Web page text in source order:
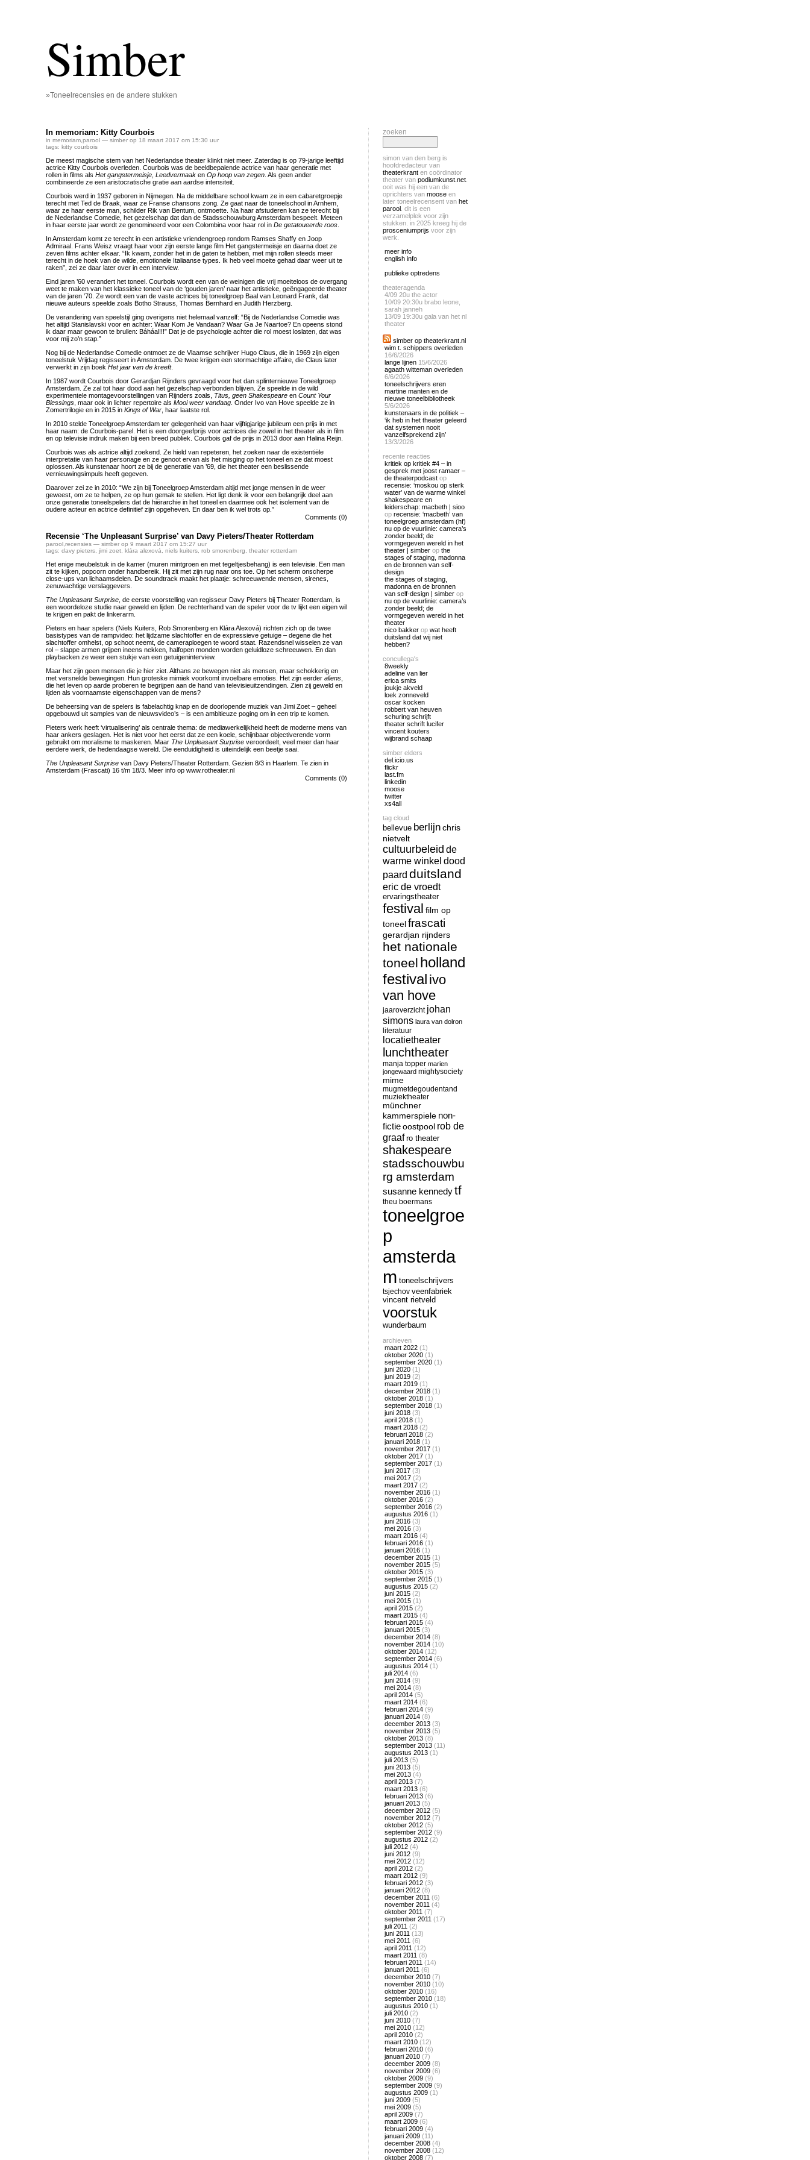
Simber
»Toneelrecensies en de andere stukken
In memoriam: Kitty Courbois
in memoriam parool — simber op 18 maart 2017 om 15:30 uur
tags: kitty courbois
De meest magische stem van het Nederlandse theater klinkt niet meer. Zaterdag is op 79-jarige leeftijd
actrice Kitty Courbois overleden. Courbois was de beeldbepalende actrice van haar generatie met
rollen in films als Het gangstermeisje Leedvermaak en Op hoop van zegen . Als geen ander
combineerde ze een aristocratische gratie aan aardse intensiteit.
Courbois werd in 1937 geboren in Nijmegen. Na de middelbare school kwam ze in een cabaretgroepje
terecht met Ted de Braak, waar ze Franse chansons zong. Ze gaat naar de toneelschool in Arnhem,
waar ze haar eerste man, schilder Rik van Bentum, ontmoette. Na haar afstuderen kan ze terecht bij
de Nederlandse Comedie, het gezelschap dat dan de Stadsschouwburg Amsterdam bespeelt. Meteen
in haar eerste jaar wordt ze genomineerd voor een Colombina voor haar rol in De getatoueerde roos
In Amsterdam komt ze terecht in een artistieke vriendengroep rondom Ramses Shaffy en Joop
Admiraal. Frans Weisz vraagt haar voor zijn eerste lange film Het gangstermeisje en daarna doet ze
zeven films achter elkaar. “Ik kwam, zonder het in de gaten te hebben, met mijn rollen steeds meer
terecht in de hoek van de wilde, emotionele Italiaanse types. Ik heb veel moeite gehad daar weer uit te
raken”, zei ze daar later over in een interview.
Eind jaren ’60 verandert het toneel. Courbois wordt een van de weinigen die vrij moeiteloos de overgang
weet te maken van het klassieke toneel van de ‘gouden jaren’ naar het artistieke, geëngageerde theater
van de jaren ’70. Ze wordt een van de vaste actrices bij toneelgroep Baal van Leonard Frank, dat
nieuwe auteurs speelde zoals Botho Strauss, Thomas Bernhard en Judith Herzberg.
De verandering van speelstijl ging overigens niet helemaal vanzelf: “Bij de Nederlandse Comedie was
het altijd Stanislavski voor en achter: Waar Kom Je Vandaan? Waar Ga Je Naartoe? En opeens stond
ik daar maar gewoon te brullen: Báháal!!!” Dat je de psychologie achter die rol moest loslaten, dat was
voor mij zo’n stap.”
Nog bij de Nederlandse Comedie ontmoet ze de Vlaamse schrijver Hugo Claus, die in 1969 zijn eigen
toneelstuk Vrijdag regisseert in Amsterdam. De twee krijgen een stormachtige affaire, die Claus later
verwerkt in zijn boek Het jaar van de kreeft.
In 1987 wordt Courbois door Gerardjan Rijnders gevraagd voor het dan splinternieuwe Toneelgroep
Amsterdam. Ze zal tot haar dood aan het gezelschap verbonden blijven. Ze speelde in de wild
experimentele montagevoorstellingen van Rijnders zoals, Titus, geen Shakespeare en Count Your
Blessings , maar ook in lichter repertoire als Mooi weer vandaag . Onder Ivo van Hove speelde ze in
Zomertrilogie en in 2015 in Kings of War , haar laatste rol.
In 2010 stelde Toneelgroep Amsterdam ter gelegenheid van haar vijftigjarige jubileum een prijs in met
haar naam: de Courbois-parel. Het is een doorgeefprijs voor actrices die zowel in het theater als in film
en op televisie indruk maken bij een breed publiek. Courbois gaf de prijs in 2013 door aan Halina Reijn.
Courbois was als actrice altijd zoekend. Ze hield van repeteren, het zoeken naar de existentiële
interpretatie van haar personage en ze genoot ervan als het misging op het toneel en ze dat moest
oplossen. Als kunstenaar hoort ze bij de generatie van ’69, die het theater een beslissende
vernieuwingsimpuls heeft gegeven.
Daarover zei ze in 2010: “We zijn bij Toneelgroep Amsterdam altijd met jonge mensen in de weer
geweest, om ze te helpen, ze op hun gemak te stellen. Het ligt denk ik voor een belangrijk deel aan
onze generatie toneelspelers dat de hiërarchie in het toneel en daarmee ook het isolement van de
oudere acteur en actrice definitief zijn opgeheven. En daar ben ik wel trots op.”
Comments (0)
Recensie ‘The Unpleasant Surprise’ van Davy Pieters/Theater Rotterdam
parool recensies — simber op 9 maart 2017 om 15:27 uur
tags: davy pieters jimi zoet klára alexová niels kuiters rob smorenberg theater rotterdam
Het enige meubelstuk in de kamer (muren mintgroen en met tegeltjesbehang) is een televisie. Een man
zit te kijken, popcorn onder handbereik. Hij zit met zijn rug naar ons toe. Op het scherm onscherpe
close-ups van lichaamsdelen. De soundtrack maakt het plaatje: schreeuwende mensen, sirenes,
zenuwachtige verslaggevers.
The Unpleasant Surprise , de eerste voorstelling van regisseur Davy Pieters bij Theater Rotterdam, is
een woordeloze studie naar geweld en lijden. De rechterhand van de speler voor de tv lijkt een eigen wil
te krijgen en pakt de linkerarm.
Pieters en haar spelers (Niels Kuiters, Rob Smorenberg en Klára Alexová) richten zich op de twee
basistypes van de rampvideo: het lijdzame slachtoffer en de expressieve getuige – degene die het
slachtoffer omhelst, op schoot neemt, de cameraploegen te woord staat. Razendsnel wisselen ze van
rol – slappe armen grijpen ineens nekken, halfopen monden worden geluidloze schreeuwen. En dan
playbacken ze weer een stukje van een getuigeninterview.
Maar het zijn geen mensen die je hier ziet. Althans ze bewegen niet als mensen, maar schokkerig en
met versnelde bewegingen. Hun groteske mimiek voorkomt invoelbare emoties. Het zijn eerder aliens
die het leven op aarde proberen te begrijpen aan de hand van televisieuitzendingen. Zien zij geweld en
lijden als voornaamste eigenschappen van de mens?
De beheersing van de spelers is fabelachtig knap en de doorlopende muziek van Jimi Zoet – geheel
opgebouwd uit samples van de nieuwsvideo’s – is een ambitieuze poging om in een trip te komen.
Pieters werk heeft ‘virtualisering’ als centrale thema: de mediawerkelijkheid heeft de moderne mens van
haar ankers geslagen. Het is niet voor het eerst dat ze een koele, schijnbaar objectiverende vorm
gebruikt om moralisme te maskeren. Maar The Unpleasant Surprise veroordeelt, veel meer dan haar
eerdere werk, de hedendaagse wereld. Die eenduidigheid is uiteindelijk een beetje saai.
The Unpleasant Surprise van Davy Pieters/Theater Rotterdam. Gezien 8/3 in Haarlem. Te zien in
Amsterdam (Frascati) 16 t/m 18/3. Meer info op www.rotheater.nl
Comments (0)
zoeken
simon van den berg is
hoofdredacteur van
theaterkrant en coördinator
theater van podiumkunst.net
ooit was hij een van de
oprichters van moose en
later toneelrecensent van het
parool . dit is een
verzamelplek voor zijn
stukken. in 2025 kreeg hij de
prosceniumprijs voor zijn
werk.
meer info
english info
publieke optredens
theateragenda
4/09 20u the actor
10/09 20:30u brabo leone,
sarah janneh
13/09 19:30u gala van het nl
theater
simber op theaterkrant.nl
wim t. schippers overleden
16/6/2026
lange lijnen 15/6/2026
agaath witteman overleden
6/6/2026
toneelschrijvers eren
martine manten en de
nieuwe toneelbibliotheek
5/6/2026
kunstenaars in de politiek –
‘ik heb in het theater geleerd
dat systemen nooit
vanzelfsprekend zijn’
13/3/2026
recente reacties
kritiek op kritiek #4 – in
gesprek met joost ramaer –
de theaterpodcast op
recensie: ‘moskou op sterk
water’ van de warme winkel
shakespeare en
leiderschap: macbeth | sioo
op recensie: ‘macbeth’ van
toneelgroep amsterdam (hf)
nu op de vuurlinie: camera’s
zonder beeld; de
vormgegeven wereld in het
theater | simber op the
stages of staging, madonna
en de bronnen van self-
design
the stages of staging,
madonna en de bronnen
van self-design | simber op
nu op de vuurlinie: camera’s
zonder beeld; de
vormgegeven wereld in het
theater
nico bakker op wat heeft
duitsland dat wij niet
hebben?
concullega's
8weekly
adeline van lier
erica smits
joukje akveld
loek zonneveld
oscar kocken
robbert van heuven
schuring schrijft
theater schrift lucifer
vincent kouters
wijbrand schaap
simber elders
del.icio.us
flickr
last.fm
linkedin
moose
twitter
xs4all
tag cloud
bellevue berlijnchris
nietvelt
cultuurbeleid de
warme winkel dood
paard duitsland
eric de vroedt
ervaringstheater
festival film op
toneelfrascati
gerardjan rijnders
het nationale
toneel holland
festival ivo
van hove
jaaroverzicht johan
simons laura van dolron
literatuur
locatietheater
lunchtheater
manja topper marien
jongewaard mightysociety
mime
mugmetdegoudentand
muziektheater
münchner
kammerspiele non-
fictieoostpool rob de
graaf ro theater
shakespeare
stadsschouwbu
rg amsterdam
susanne kennedytf
theu boermans
toneelgroe
p
amsterda
m toneelschrijvers
tsjechov veenfabriek
vincent rietveld
voorstuk
wunderbaum
archieven
maart 2022 (1)
oktober 2020 (1)
september 2020 (1)
juni 2020 (1)
juni 2019 (2)
maart 2019 (1)
december 2018 (1)
oktober 2018 (1)
september 2018 (1)
juni 2018 (3)
april 2018 (1)
maart 2018 (2)
februari 2018 (2)
januari 2018 (1)
november 2017 (1)
oktober 2017 (1)
september 2017 (1)
juni 2017 (3)
mei 2017 (2)
maart 2017 (2)
november 2016 (1)
oktober 2016 (2)
september 2016 (2)
augustus 2016 (1)
juni 2016 (3)
mei 2016 (3)
maart 2016 (4)
februari 2016 (1)
januari 2016 (1)
december 2015 (1)
november 2015 (5)
oktober 2015 (3)
september 2015 (1)
augustus 2015 (2)
juni 2015 (2)
mei 2015 (1)
april 2015 (2)
maart 2015 (4)
februari 2015 (4)
januari 2015 (3)
december 2014 (8)
november 2014 (10)
oktober 2014 (12)
september 2014 (6)
augustus 2014 (1)
juli 2014 (6)
juni 2014 (9)
mei 2014 (8)
april 2014 (5)
maart 2014 (6)
februari 2014 (9)
januari 2014 (8)
december 2013 (3)
november 2013 (5)
oktober 2013 (8)
september 2013 (11)
augustus 2013 (1)
juli 2013 (5)
juni 2013 (5)
mei 2013 (4)
april 2013 (7)
maart 2013 (6)
februari 2013 (6)
januari 2013 (5)
december 2012 (5)
november 2012 (7)
oktober 2012 (5)
september 2012 (9)
augustus 2012 (2)
juli 2012 (4)
juni 2012 (9)
mei 2012 (12)
april 2012 (2)
maart 2012 (9)
februari 2012 (3)
januari 2012 (8)
december 2011 (6)
november 2011 (4)
oktober 2011 (7)
september 2011 (17)
juli 2011 (2)
juni 2011 (13)
mei 2011 (6)
april 2011 (12)
maart 2011 (8)
februari 2011 (14)
januari 2011 (6)
december 2010 (7)
november 2010 (10)
oktober 2010 (16)
september 2010 (18)
augustus 2010 (1)
juli 2010 (2)
juni 2010 (7)
mei 2010 (12)
april 2010 (2)
maart 2010 (12)
februari 2010 (6)
januari 2010 (7)
december 2009 (8)
november 2009 (6)
oktober 2009 (9)
september 2009 (9)
augustus 2009 (1)
juni 2009 (5)
mei 2009 (5)
april 2009 (7)
maart 2009 (6)
februari 2009 (4)
januari 2009 (11)
december 2008 (4)
november 2008 (12)
oktober 2008 (7)